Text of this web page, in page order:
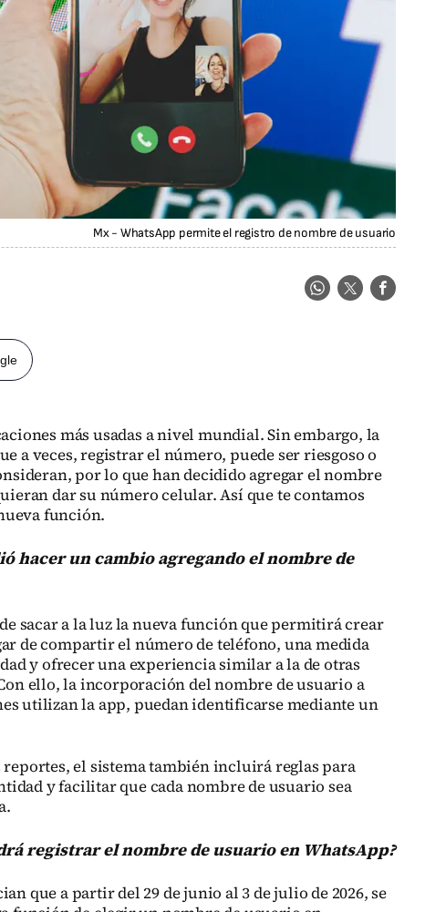
Mx - WhatsApp permite el registro de nombre de usuario
más usadas a nivel mundial. Sin embargo, la
a veces, registrar el número, puede ser riesgoso o
por lo que han decidido agregar el nombre
dar su número celular. Así que te contamos
función.
hacer un cambio agregando el nombre de
sacar a la luz la nueva función que permitirá crear
de compartir el número de teléfono, una medida
y ofrecer una experiencia similar a la de otras
ello, la incorporación del nombre de usuario a
utilizan la app, puedan identificarse mediante un
el sistema también incluirá reglas para
y facilitar que cada nombre de usuario sea
registrar el nombre de usuario en WhatsApp?
que a partir del 29 de junio al 3 de julio de 2026, se